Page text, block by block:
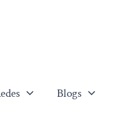
Blogs